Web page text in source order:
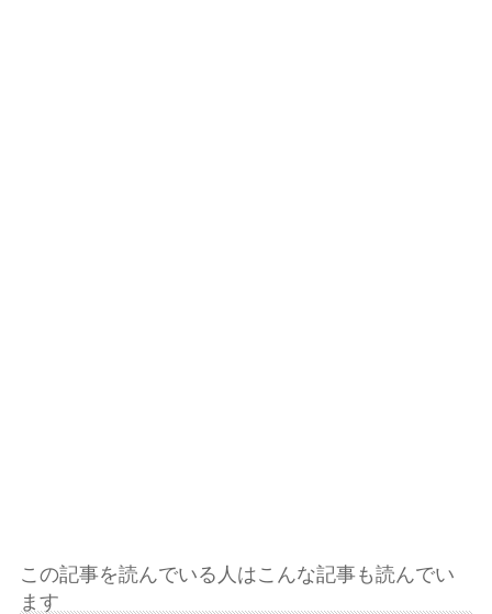
この記事を読んでいる人はこんな記事も読んでい
ます